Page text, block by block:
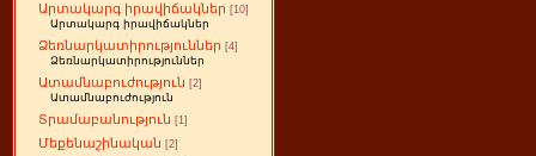
Արտակարգ իրավիճակներ [10]
Արտակարգ իրավիճակներ
Ձեռնարկատիրություններ [4]
Ձեռնարկատիրություններ
Ատամնաբուժություն [2]
Ատամնաբուժություն
Տրամաբանություն [1]
Մեքենաշինական [2]